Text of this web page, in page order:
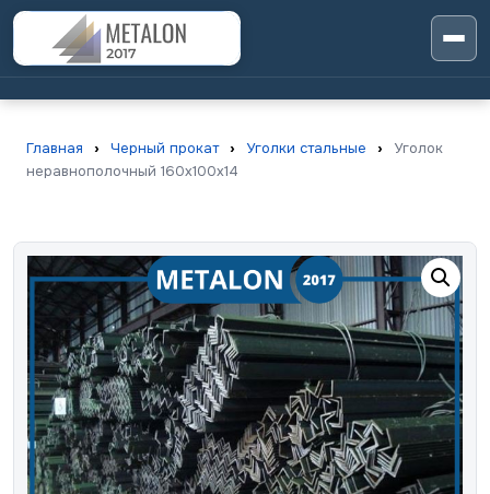
Главная › Черный прокат › Уголки стальные ›
Уголок
неравнополочный 160х100х14